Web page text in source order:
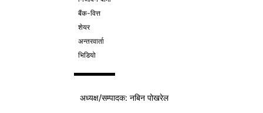
बैंक-वित्त
शेयर
अन्तरवार्ता
भिडियो
अध्यक्ष/सम्पादक: नबिन पोखरेल